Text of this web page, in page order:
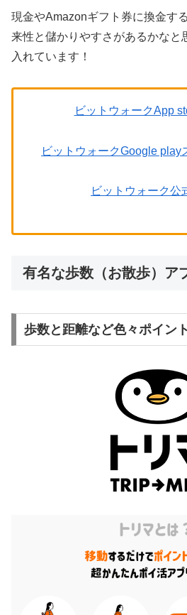
現金やAmazonギフト券に換金す
来性と儲かりやすさがあるかなと
入れています！
ビットウォークApp
ビットウォークGoogle play
ビットウォーク公
有名な歩数（お散歩）ア
歩数と距離など色々ポイン